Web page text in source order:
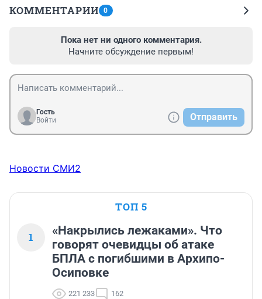
КОММЕНТАРИИ 0
Пока нет ни одного комментария.
Начните обсуждение первым!
Гость
Войти
Отправить
Новости СМИ2
ТОП 5
1
«Накрылись лежаками». Что
говорят очевидцы об атаке
БПЛА с погибшими в Архипо-
Осиповке
221 233 162